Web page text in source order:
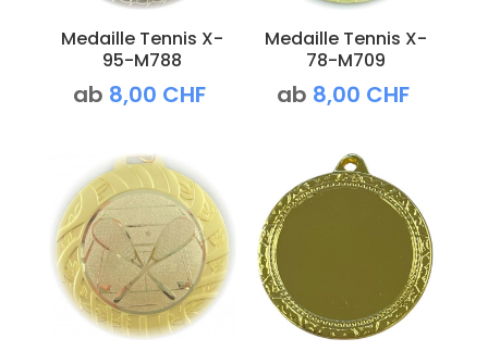
Medaille Tennis X-
95-M788
ab 8,00 CHF
Medaille Tennis X-
78-M709
ab 8,00 CHF